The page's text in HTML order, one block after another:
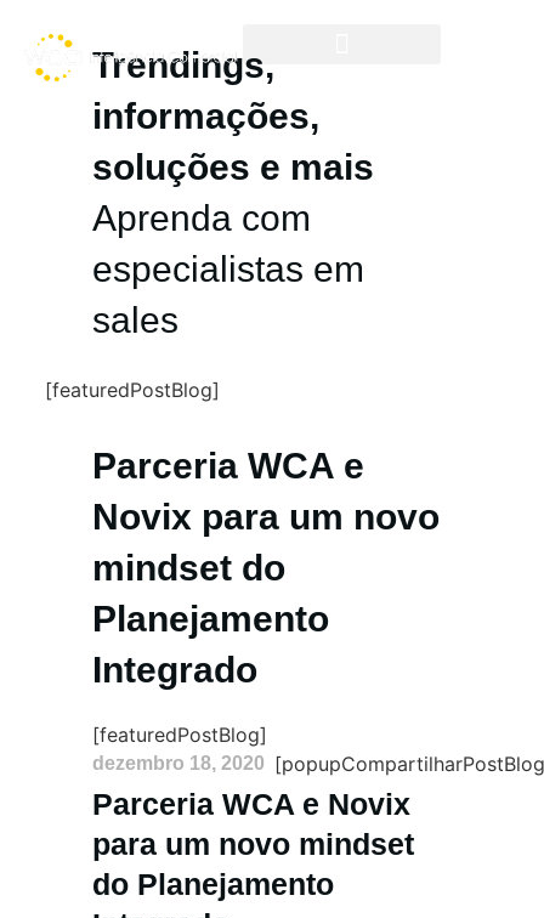
Trendings,
informações,
soluções e mais
Aprenda com
especialistas em
sales
[featuredPostBlog]
Parceria WCA e
Novix para um novo
mindset do
Planejamento
Integrado
[featuredPostBlog]
dezembro 18, 2020
Parceria WCA e Novix
para um novo mindset
do Planejamento